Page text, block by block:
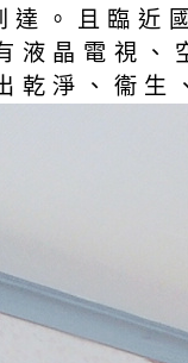
。且臨近
晶電視
乾淨、衞